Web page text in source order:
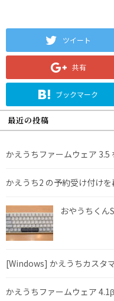
ツイート
共有
ブックマーク
最近の投稿
かえうちファームウェア 3.5
かえうち2 の予約受け付け
おやうちくん
[Windows] かえうちカスタ
かえうちファームウェア